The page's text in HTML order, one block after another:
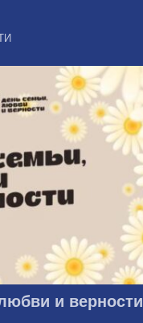
и верности